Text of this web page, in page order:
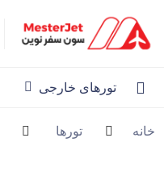
تورهای خارجی
خانه تورها